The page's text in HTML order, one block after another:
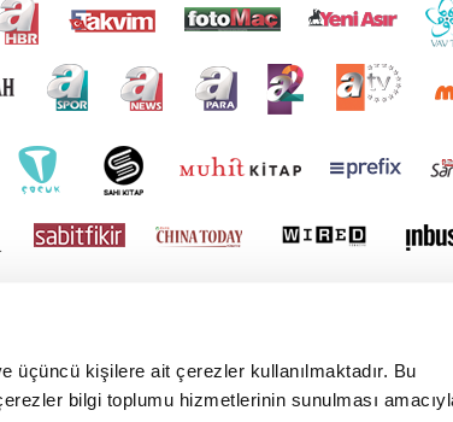
kişilere ait çerezler kullanılmaktadır. Bu
bilgi toplumu hizmetlerinin sunulması